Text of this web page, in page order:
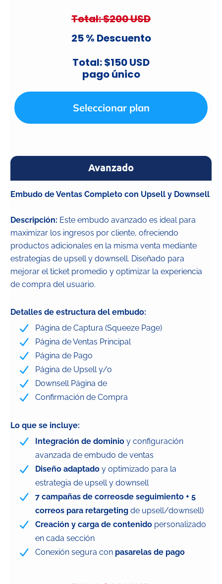
Total: $200 USD
25 % Descuento
Total: $150 USD
pago único
Seleccionar plan
Avanzado
Embudo de Ventas Completo con Upsell y Downsell
Descripción: Este embudo avanzado es ideal para
maximizar los ingresos por cliente, ofreciendo
productos adicionales en la misma venta mediante
estrategias de upsell y downsell. Diseñado para
mejorar el ticket promedio y optimizar la experiencia
de compra del usuario.
Detalles de estructura del embudo:
Página de Captura (Squeeze Page)
Página de Ventas Principal
Página de Pago
Página de Upsell y/o
Downsell Página de
Confirmación de Compra
Lo que se incluye:
Integración de dominio y configuración
avanzada de embudo de ventas
Diseño adaptado y optimizado para la
estrategia de upsell y downsell
7 campañas de correosde seguimiento + 5
correos para retargeting de upsell/downsell)
Creación y carga de contenido personalizado
en cada sección
Conexión segura con pasarelas de pago